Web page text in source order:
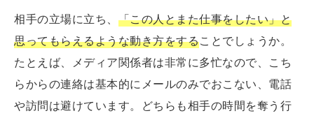
相手の立場に立ち、 「この人とまた仕事をしたい」と
思ってもらえるような動き方をすることでしょうか。
たとえば、メディア関係者は非常に多忙なので、こち
らからの連絡は基本的にメールのみでおこない、電話
や訪問は避けています。どちらも相手の時間を奪う行